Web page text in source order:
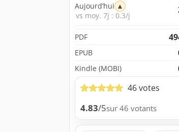
Aujourd’hui ▲
vs moy. 7j : 0.3/j
PDF
EPUB
Kindle (MOBI)
46 votes
4.83/5sur 46 votants